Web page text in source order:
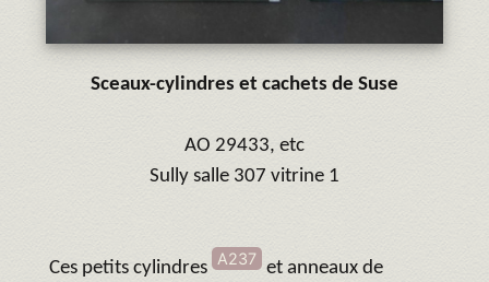
Sceaux-cylindres et cachets de Suse
AO 29433, etc
Sully salle 307 vitrine 1
Ces petits cylindres A237 et anneaux de